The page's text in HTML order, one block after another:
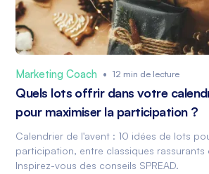
Marketing Coach • 12 min de lecture
Quels lots offrir dans votre
pour maximiser la participation ?
Calendrier de l'avent : 10 idées de lots
participation, entre classiques rassurants
Inspirez-vous des conseils SPREAD.